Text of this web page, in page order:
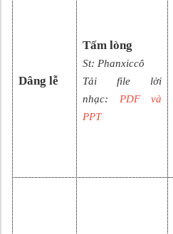
Dâng lễ
Tấm lòng
St: Phanxiccô
Tải file lời
nhạc:
PDF và
PPT